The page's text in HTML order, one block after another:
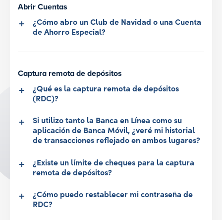
Abrir Cuentas
¿Cómo abro un Club de Navidad o una Cuenta
de Ahorro Especial?
Captura remota de depósitos
¿Qué es la captura remota de depósitos
(RDC)?
Si utilizo tanto la Banca en Línea como su
aplicación de Banca Móvil, ¿veré mi historial
de transacciones reflejado en ambos lugares?
¿Existe un límite de cheques para la captura
remota de depósitos?
¿Cómo puedo restablecer mi contraseña de
RDC?